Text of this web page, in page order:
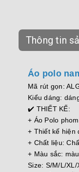
Thông tin
Áo polo
Mã rút gọn:
Kiểu dáng:
✔️ THIẾT KẾ:
+ Áo Polo
+ Thiết kế hiện
+ Chất liệu:
+ Màu sắc:
Size: S/M/L/XL/